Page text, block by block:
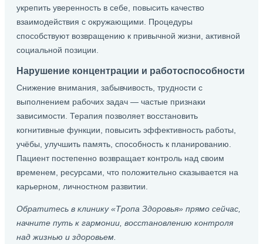
укрепить уверенность в себе, повысить качество
взаимодействия с окружающими. Процедуры
способствуют возвращению к привычной жизни, активной
социальной позиции.
Нарушение концентрации и работоспособности
Снижение внимания, забывчивость, трудности с
выполнением рабочих задач — частые признаки
зависимости. Терапия позволяет восстановить
когнитивные функции, повысить эффективность работы,
учёбы, улучшить память, способность к планированию.
Пациент постепенно возвращает контроль над своим
временем, ресурсами, что положительно сказывается на
карьерном, личностном развитии.
Обратитесь в клинику «Тропа Здоровья» прямо сейчас,
начните путь к гармонии, восстановлению контроля
над жизнью и здоровьем.